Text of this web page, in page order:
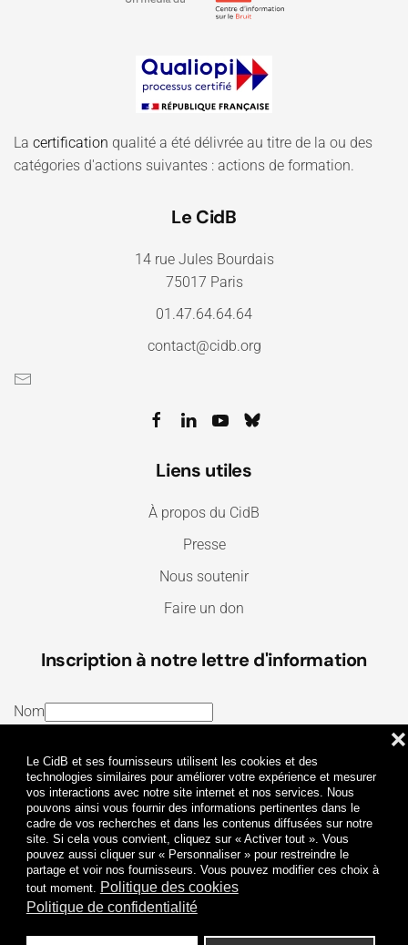
Le CidB et ses fournisseurs utilisent les cookies et des
technologies similaires pour améliorer votre expérience et mesurer
vos interactions avec notre site internet et nos services. Nous
pouvons ainsi vous fournir des informations pertinentes dans le
cadre de vos recherches et dans les contenus diffusées sur notre
site. Si cela vous convient, cliquez sur « Activer tout ». Vous
pouvez aussi cliquer sur « Personnaliser » pour restreindre le
partage et voir nos fournisseurs. Vous pouvez modifier ces choix à
tout moment. Politique des cookies
Politique de confidentialité
❌
La certification qualité a été délivrée au titre de la ou des
catégories d'actions suivantes : actions de formation.
Le CidB
14 rue Jules Bourdais
75017 Paris
01.47.64.64.64
contact@cidb.org
Liens utiles
À propos du CidB
Presse
Nous soutenir
Faire un don
Inscription à notre lettre d'information
Nom
J’ai lu et j’accepte lesTermes et conditionset la
Politique de confidentialité
Je m'abonne